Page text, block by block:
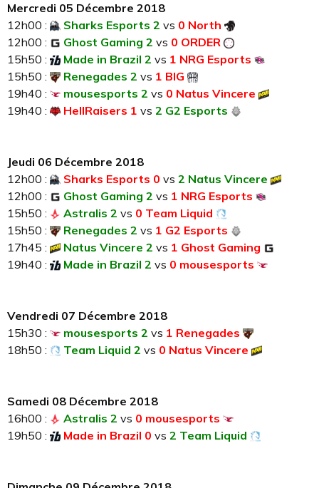
Mercredi 05 Décembre 2018
12h00 :
Sharks Esports 2 vs 0 North
12h00 :
Ghost Gaming 2 vs 0 ORDER
15h50 :
Made in Brazil 2 vs 1 NRG Esports
15h50 :
Renegades 2 vs 1 BIG
19h40 :
mousesports 2 vs 0 Natus Vincere
19h40 :
HellRaisers 1 vs 2 G2 Esports
Jeudi 06 Décembre 2018
12h00 :
Sharks Esports 0 vs 2 Natus Vincere
12h00 :
Ghost Gaming 2 vs 1 NRG Esports
15h50 :
Astralis 2 vs 0 Team Liquid
15h50 :
Renegades 2 vs 1 G2 Esports
17h45 :
Natus Vincere 2 vs 1 Ghost Gaming
19h40 :
Made in Brazil 2 vs 0 mousesports
Vendredi 07 Décembre 2018
15h30 :
mousesports 2 vs 1 Renegades
18h50 :
Team Liquid 2 vs 0 Natus Vincere
Samedi 08 Décembre 2018
16h00 :
Astralis 2 vs 0 mousesports
19h50 :
Made in Brazil 0 vs 2 Team Liquid